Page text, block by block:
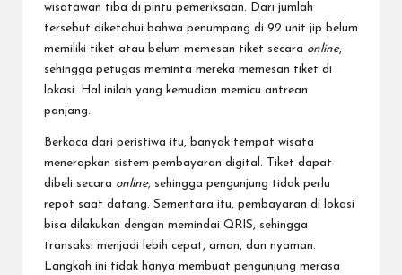
wisatawan tiba di pintu pemeriksaan. Dari jumlah
tersebut diketahui bahwa penumpang di 92 unit jip belum
memiliki tiket atau belum memesan tiket secara online,
sehingga petugas meminta mereka memesan tiket di
lokasi. Hal inilah yang kemudian memicu antrean
panjang.
Berkaca dari peristiwa itu, banyak tempat wisata
menerapkan sistem pembayaran digital. Tiket dapat
dibeli secara online, sehingga pengunjung tidak perlu
repot saat datang. Sementara itu, pembayaran di lokasi
bisa dilakukan dengan memindai QRIS, sehingga
transaksi menjadi lebih cepat, aman, dan nyaman.
Langkah ini tidak hanya membuat pengunjung merasa